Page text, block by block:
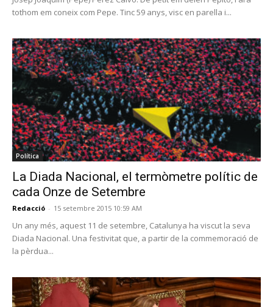
tothom em coneix com Pepe. Tinc 59 anys, visc en parella i...
Política
La Diada Nacional, el termòmetre polític de
cada Onze de Setembre
Redacció - 15 setembre 2015 10:59 AM
Un any més, aquest 11 de setembre, Catalunya ha viscut la seva
Diada Nacional. Una festivitat que, a partir de la commemoració de
la pèrdua...